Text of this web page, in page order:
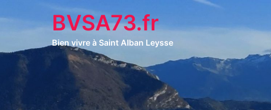
au
contenu
BVSA73.fr
Bien vivre à Saint Alban Leysse